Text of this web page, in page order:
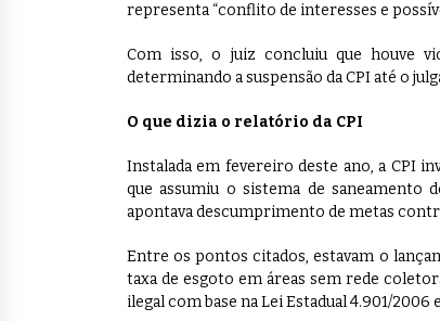
representa “conflito de interesses e
Com isso, o juiz concluiu que houve
determinando a suspensão da CPI até o
O que dizia o relatório da CPI
Instalada em fevereiro deste ano, a CPI
que assumiu o sistema de saneamento
apontava descumprimento de metas
Entre os pontos citados, estavam o
taxa de esgoto em áreas sem rede
ilegal com base na Lei Estadual 4.901/2006 e